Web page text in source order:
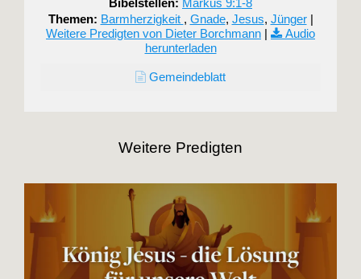
Bibelstellen: Markus 9:1-8
Themen: Barmherzigkeit , Gnade, Jesus, Jünger|
Weitere Predigten von Dieter Borchmann |
Audio
herunterladen
Gemeindeblatt
Weitere Predigten